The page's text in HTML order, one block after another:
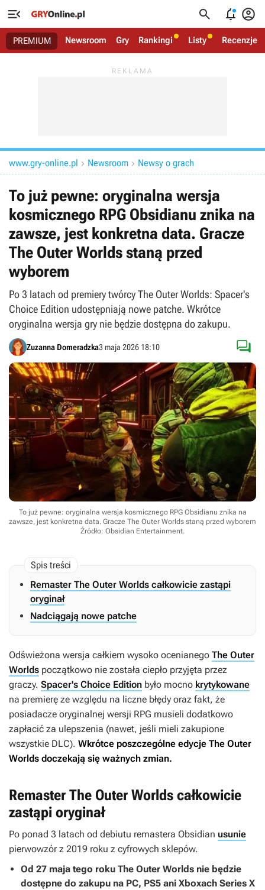
   
PREMIUM Newsroom Gry Rankingi Listy Recenzje
www.gry-online.pl  Newsroom  Newsy o grach
To już pewne: oryginalna wersja
kosmicznego RPG Obsidianu znika na
zawsze, jest konkretna data. Gracze
The Outer Worlds staną przed
wyborem
Po 3 latach od premiery twórcy The Outer Worlds: Spacer's
Choice Edition udostępniają nowe patche. Wkrótce
oryginalna wersja gry nie będzie dostępna do zakupu.
Zuzanna Domeradzka3 maja 2026 18:10 
To już pewne: oryginalna wersja kosmicznego RPG Obsidianu znika na
zawsze, jest konkretna data. Gracze The Outer Worlds staną przed wyborem
Źródło: Obsidian Entertainment.
Remaster The Outer Worlds całkowicie zastąpi
oryginał
Nadciągają nowe patche
Odświeżona wersja całkiem wysoko ocenianego The Outer
Worlds początkowo nie została ciepło przyjęta przez
graczy. Spacer's Choice Edition było mocno krytykowane
na premierę ze względu na liczne błędy oraz fakt, że
posiadacze oryginalnej wersji RPG musieli dodatkowo
zapłacić za ulepszenia (nawet, jeśli mieli zakupione
wszystkie DLC). Wkrótce poszczególne edycje The Outer
Worlds doczekają się ważnych zmian.
Remaster The Outer Worlds całkowicie
zastąpi oryginał
Po ponad 3 latach od debiutu remastera Obsidian usunie
pierwowzór z 2019 roku z cyfrowych sklepów.
Od 27 maja tego roku The Outer Worlds nie będzie
dostępne do zakupu na PC, PS5 ani Xboxach Series X